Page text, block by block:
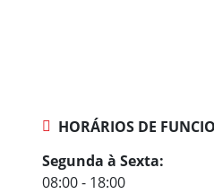
HORÁRIOS DE
Segunda à Sexta:
08:00 - 18:00